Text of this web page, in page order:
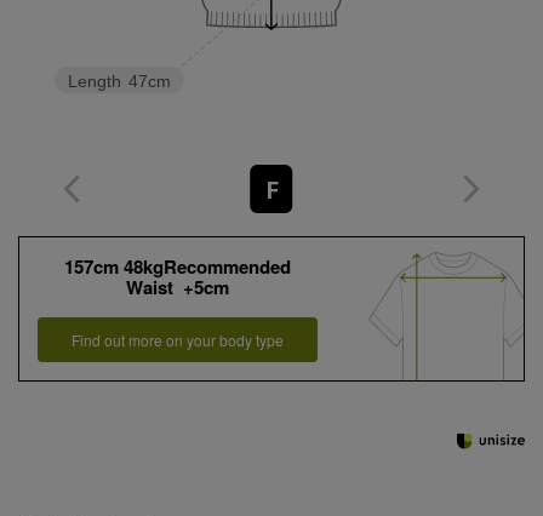
Length 47cm
F
157cm 48kgRecommended
Waist +5cm
Find out more on your body type